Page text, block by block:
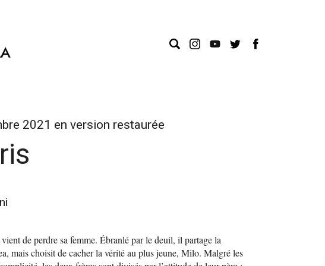
2021 en version restaurée
de perdre sa femme. Ébranlé par le deuil, il partage la
mais choisit de cacher la vérité au plus jeune, Milo. Malgré les